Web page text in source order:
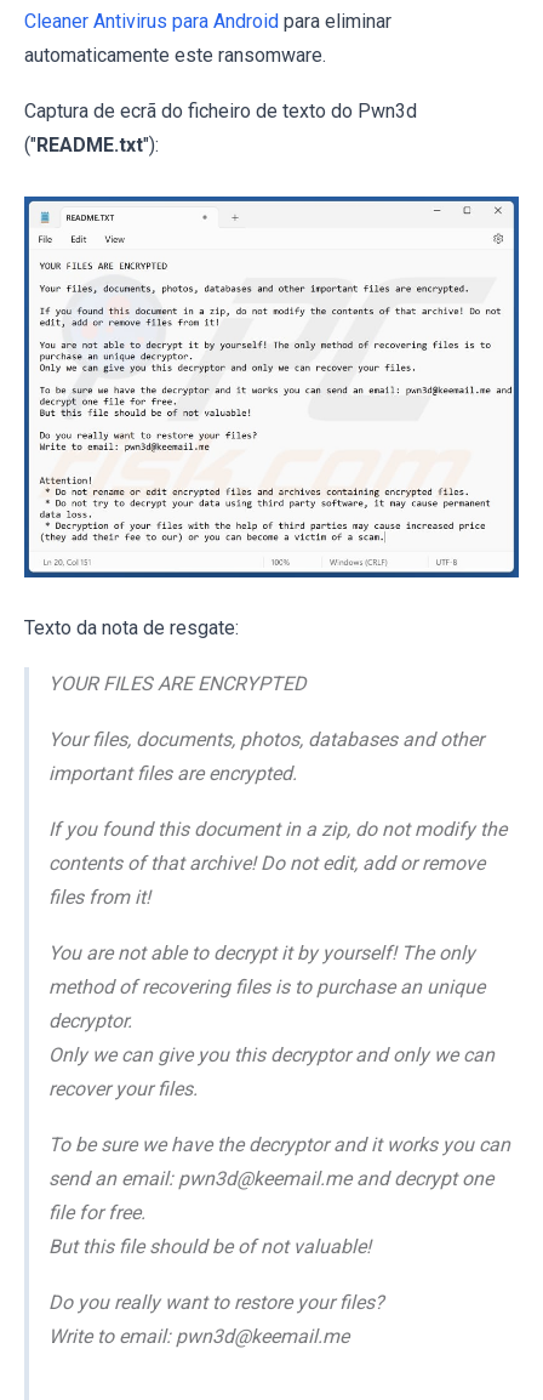
Cleaner Antivirus para Android para eliminar
automaticamente este ransomware.
Captura de ecrã do ficheiro de texto do Pwn3d
("README.txt"):
Texto da nota de resgate:
YOUR FILES ARE ENCRYPTED
Your files, documents, photos, databases and other
important files are encrypted.
If you found this document in a zip, do not modify the
contents of that archive! Do not edit, add or remove
files from it!
You are not able to decrypt it by yourself! The only
method of recovering files is to purchase an unique
decryptor.
Only we can give you this decryptor and only we can
recover your files.
To be sure we have the decryptor and it works you can
send an email: pwn3d@keemail.me and decrypt one
file for free.
But this file should be of not valuable!
Do you really want to restore your files?
Write to email: pwn3d@keemail.me